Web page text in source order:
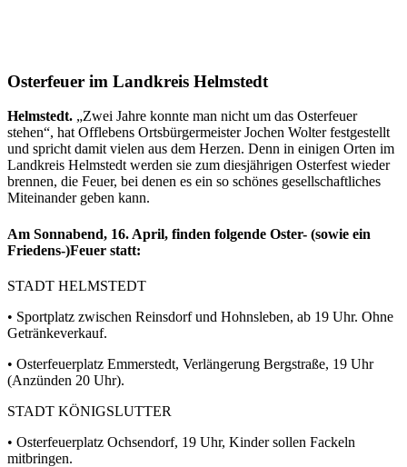
Osterfeuer im Landkreis Helmstedt
Helmstedt. „Zwei Jahre konnte man nicht um das Osterfeuer
stehen“, hat Offlebens Ortsbürgermeister Jochen Wolter festgestellt
und spricht damit vielen aus dem Herzen. Denn in einigen Orten im
Landkreis Helmstedt werden sie zum diesjährigen Osterfest wieder
brennen, die Feuer, bei denen es ein so schönes gesellschaftliches
Miteinander geben kann.
Am Sonnabend, 16. April, finden folgende Oster- (sowie ein
Friedens-)Feuer statt:
STADT HELMSTEDT
• Sportplatz zwischen Reinsdorf und Hohnsleben, ab 19 Uhr. Ohne
Getränkeverkauf.
• Osterfeuerplatz Emmerstedt, Verlängerung Bergstraße, 19 Uhr
(Anzünden 20 Uhr).
STADT KÖNIGSLUTTER
• Osterfeuerplatz Ochsendorf, 19 Uhr, Kinder sollen Fackeln
mitbringen.